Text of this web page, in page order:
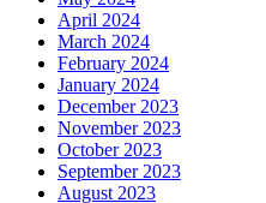
April 2024
March 2024
February 2024
January 2024
December 2023
November 2023
October 2023
September 2023
August 2023